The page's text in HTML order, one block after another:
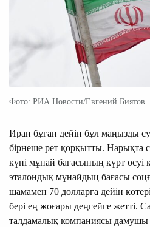
Фото: РИА Новости/Евгений Биятов.
Иран бұған дейін бұл маңызды
бірнеше рет қорқытты. Нарықта
күні мұнай бағасының күрт өсуі
эталондық мұнайдың бағасы
шамамен 70 долларға дейін
бері ең жоғары деңгейге жетті.
талдамалық компаниясы дамушы